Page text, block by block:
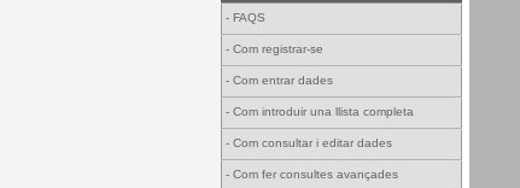
- FAQS
- Com registrar-se
- Com entrar dades
- Com introduir una llista completa
- Com consultar i editar dades
- Com fer consultes avançades